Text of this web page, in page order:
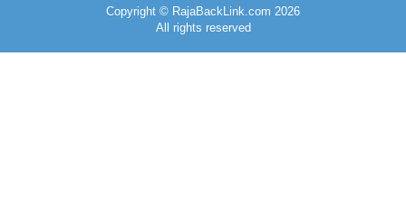
Copyright © RajaBackLink.com 2026
All rights reserved